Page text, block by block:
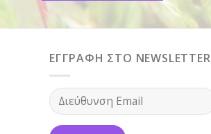
ΕΓΓΡΑΦΗ ΣΤΟ NEWSLETTER